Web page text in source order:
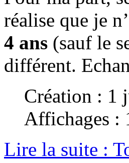
réalise que je
4 ans (sauf le
différent.
Création : 1
Affichages :
Lire la suite :